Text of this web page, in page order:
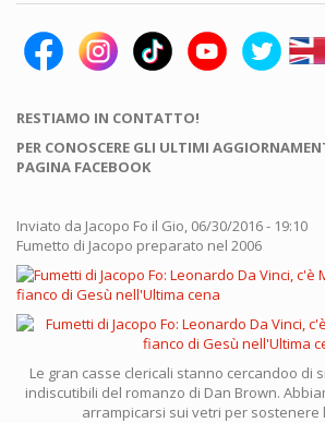
RESTIAMO IN CONTATTO!
PER CONOSCERE GLI ULTIMI
PAGINA FACEBOOK
Inviato da Jacopo Fo il Gio, 06/30/2016 - 19:10
Fumetto di Jacopo preparato nel 2006
Le gran casse clericali stanno cercandoo di
indiscutibili del romanzo di Dan Brown.
arrampicarsi sui vetri per sostenere